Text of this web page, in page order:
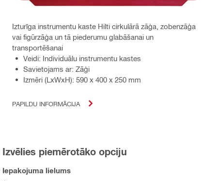
Izturīga instrumentu kaste Hilti cirkulārā zāģa, zobenzāģa
vai figūrzāģa un tā piederumu glabāšanai un
transportēšanai
Veidi: Individuālu instrumentu kastes
Savietojams ar: Zāģi
Izmēri (LxWxH): 590 x 400 x 250 mm
PAPILDU INFORMĀCIJA
Izvēlies piemērotāko opciju
Iepakojuma lielums